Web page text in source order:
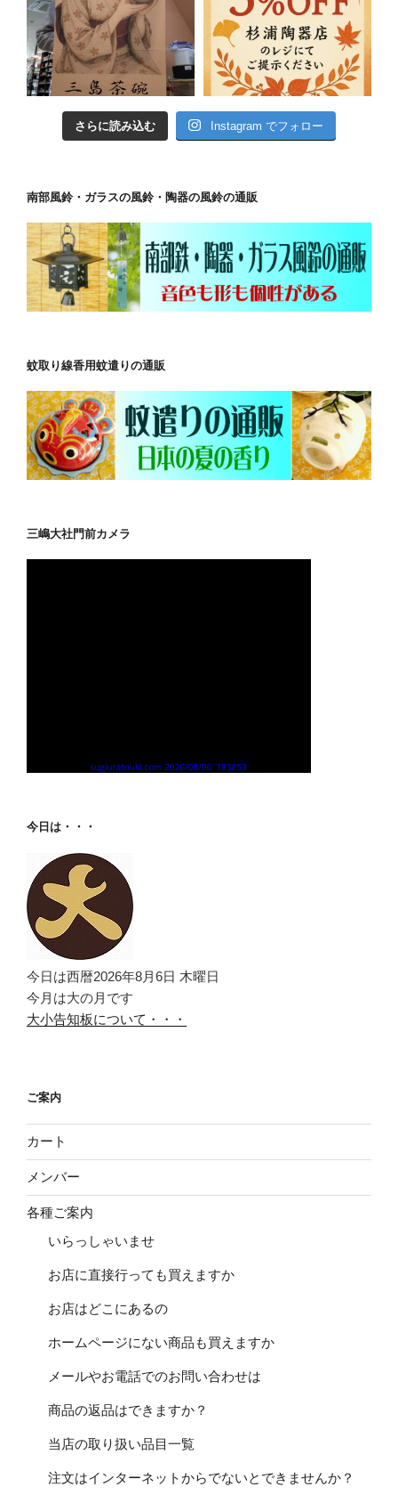
さらに読み込む Instagram でフォロー
南部風鈴・ガラスの風鈴・陶器の風鈴の通販
蚊取り線香用蚊遣りの通販
三嶋大社門前カメラ
今日は・・・
今日は西暦2026年8月6日 木曜日
今月は大の月です
大小告知板について・・・
ご案内
カート
メンバー
各種ご案内
いらっしゃいませ
お店に直接行っても買えますか
お店はどこにあるの
ホームページにない商品も買えますか
メールやお電話でのお問い合わせは
商品の返品はできますか？
当店の取り扱い品目一覧
注文はインターネットからでないとできませんか？